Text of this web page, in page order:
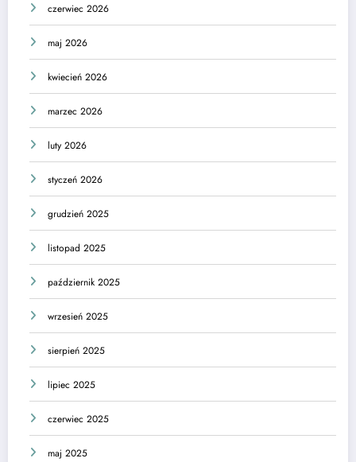
czerwiec 2026
maj 2026
kwiecień 2026
marzec 2026
luty 2026
styczeń 2026
grudzień 2025
listopad 2025
październik 2025
wrzesień 2025
sierpień 2025
lipiec 2025
czerwiec 2025
maj 2025